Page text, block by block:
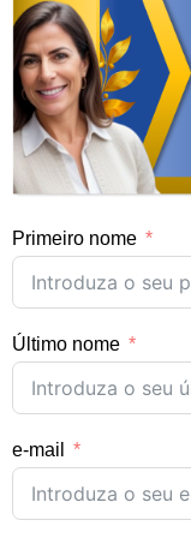
Primeiro nome
Último nome
e-mail